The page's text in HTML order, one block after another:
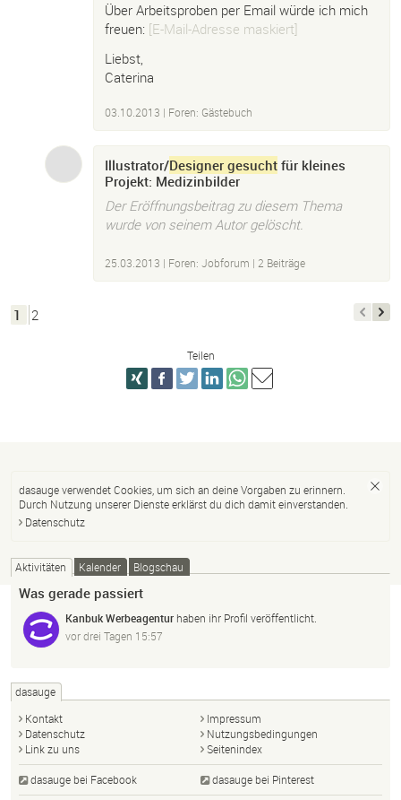
Über Arbeitsproben per Email würde ich mich
freuen: [E-Mail-Adresse maskiert]
Liebst,
Caterina
03.10.2013 | Foren: Gästebuch
Illustrator/Designer gesucht für kleines
Projekt: Medizinbilder
Der Eröffnungsbeitrag zu diesem Thema
wurde von seinem Autor gelöscht.
25.03.2013 | Foren: Jobforum | 2 Beiträge
1 2
Teilen
dasauge verwendet Cookies, um sich an deine Vorgaben zu erinnern.
Durch Nutzung unserer Dienste erklärst du dich damit einverstanden.
Datenschutz
Aktivitäten Kalender Blogschau
Was gerade passiert
Kanbuk Werbeagentur haben ihr Profil veröffentlicht.
vor drei Tagen 15:57
dasauge
Kontakt
Impressum
Datenschutz
Nutzungsbedingungen
Link zu uns
Seitenindex
dasauge bei Facebook dasauge bei Pinterest